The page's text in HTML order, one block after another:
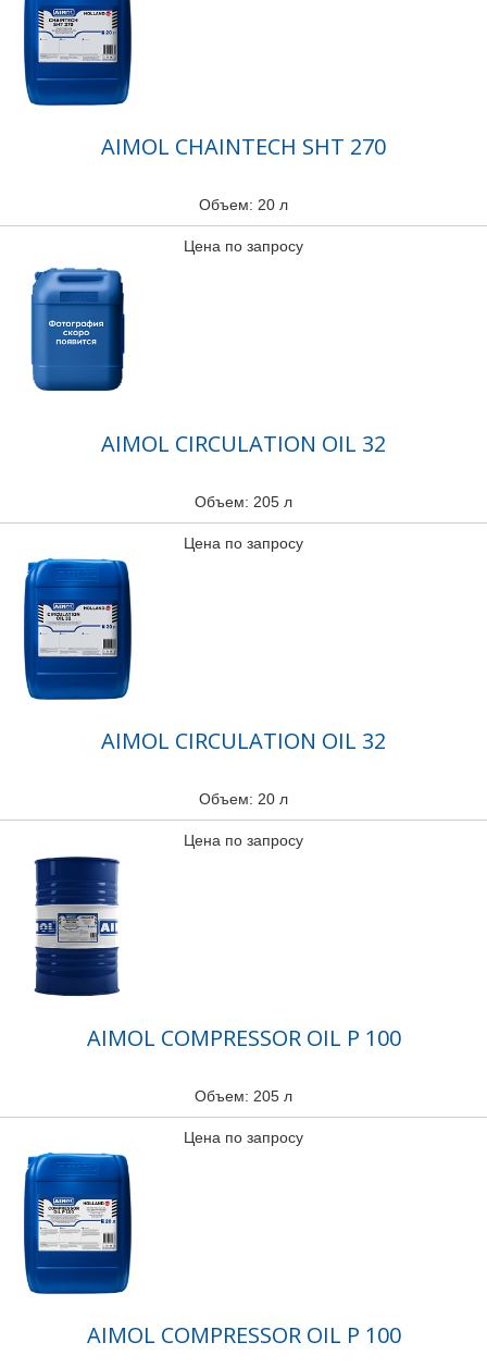
AIMOL CHAINTECH SHT 270
Объем: 20 л
Цена по запросу
AIMOL CIRCULATION OIL 32
Объем: 205 л
Цена по запросу
AIMOL CIRCULATION OIL 32
Объем: 20 л
Цена по запросу
AIMOL COMPRESSOR OIL P 100
Объем: 205 л
Цена по запросу
AIMOL COMPRESSOR OIL P 100